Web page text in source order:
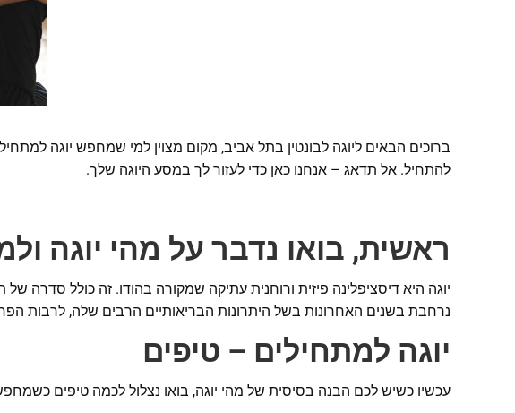
ברוכים הבאים ליוגה לבונטין בתל אביב, מקום מצוין למי שמחפש יוגה
להתחיל. אל תדאג – אנחנו כאן כדי לעזור לך במסע היוגה שלך.
ראשית, בואו נדבר על מהי יוגה
יוגה היא דיסציפלינה פיזית ורוחנית עתיקה שמקורה בהודו. זה כולל סדרה של
נרחבת בשנים האחרונות בשל היתרונות הבריאותיים הרבים שלה, לרבות
יוגה למתחילים – טיפים
עכשיו כשיש לכם הבנה בסיסית של מהי יוגה, בואו נצלול לכמה טיפים